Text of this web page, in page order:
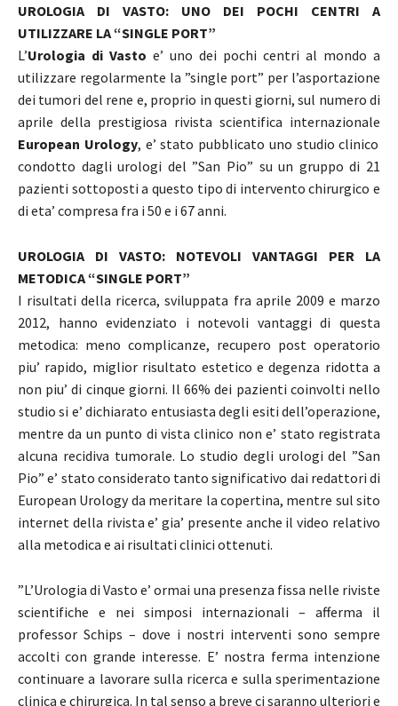
UROLOGIA DI VASTO: UNO DEI POCHI CENTRI A
UTILIZZARE LA “SINGLE PORT”
L’Urologia di Vasto e’ uno dei pochi centri al mondo a
utilizzare regolarmente la ”single port” per l’asportazione
dei tumori del rene e, proprio in questi giorni, sul numero di
aprile della prestigiosa rivista scientifica internazionale
European Urology, e’ stato pubblicato uno studio clinico
condotto dagli urologi del ”San Pio” su un gruppo di 21
pazienti sottoposti a questo tipo di intervento chirurgico e
di eta’ compresa fra i 50 e i 67 anni.
UROLOGIA DI VASTO: NOTEVOLI VANTAGGI PER LA
METODICA “SINGLE PORT”
I risultati della ricerca, sviluppata fra aprile 2009 e marzo
2012, hanno evidenziato i notevoli vantaggi di questa
metodica: meno complicanze, recupero post operatorio
piu’ rapido, miglior risultato estetico e degenza ridotta a
non piu’ di cinque giorni. Il 66% dei pazienti coinvolti nello
studio si e’ dichiarato entusiasta degli esiti dell’operazione,
mentre da un punto di vista clinico non e’ stato registrata
alcuna recidiva tumorale. Lo studio degli urologi del ”San
Pio” e’ stato considerato tanto significativo dai redattori di
European Urology da meritare la copertina, mentre sul sito
internet della rivista e’ gia’ presente anche il video relativo
alla metodica e ai risultati clinici ottenuti.
”L’Urologia di Vasto e’ ormai una presenza fissa nelle riviste
scientifiche e nei simposi internazionali – afferma il
professor Schips – dove i nostri interventi sono sempre
accolti con grande interesse. E’ nostra ferma intenzione
continuare a lavorare sulla ricerca e sulla sperimentazione
clinica e chirurgica. In tal senso a breve ci saranno ulteriori e